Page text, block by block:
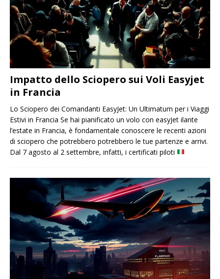
Impatto dello Sciopero sui Voli Easyjet
in Francia
Lo Sciopero dei Comandanti EasyJet: Un Ultimatum per i Viaggi
Estivi in ​​Francia Se hai pianificato un volo con easyJet ilante
l’estate in Francia, è fondamentale conoscere le recenti azioni
di sciopero che potrebbero potrebbero le tue partenze e arrivi.
Dal 7 agosto al 2 settembre, infatti, i certificati piloti